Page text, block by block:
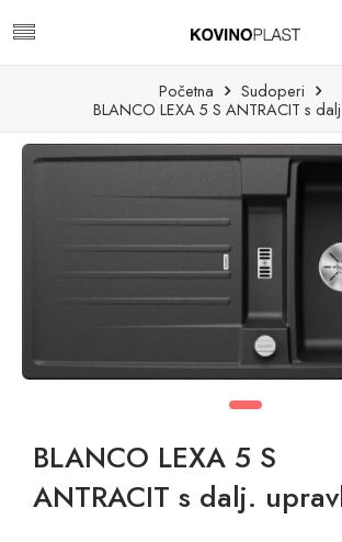
Početna
Sudoperi
BLANCO LEXA 5 S ANTRACIT s
BLANCO LEXA 5 S
ANTRACIT s dalj.